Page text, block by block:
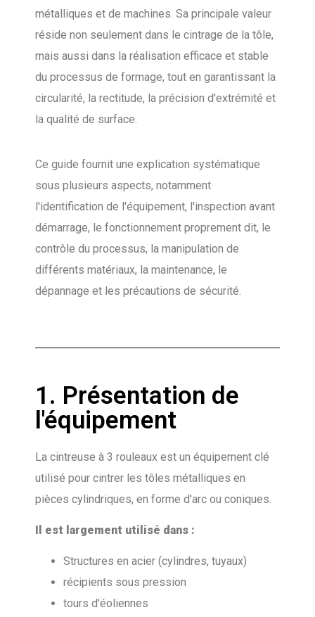
métalliques et de machines. Sa principale valeur
réside non seulement dans le cintrage de la tôle,
mais aussi dans la réalisation efficace et stable
du processus de formage, tout en garantissant la
circularité, la rectitude, la précision d'extrémité et
la qualité de surface.
Ce guide fournit une explication systématique
sous plusieurs aspects, notamment
l'identification de l'équipement, l'inspection avant
démarrage, le fonctionnement proprement dit, le
contrôle du processus, la manipulation de
différents matériaux, la maintenance, le
dépannage et les précautions de sécurité.
1. Présentation de
l'équipement
La cintreuse à 3 rouleaux est un équipement clé
utilisé pour cintrer les tôles métalliques en
pièces cylindriques, en forme d'arc ou coniques.
Il est largement utilisé dans :
Structures en acier (cylindres, tuyaux)
récipients sous pression
tours d'éoliennes